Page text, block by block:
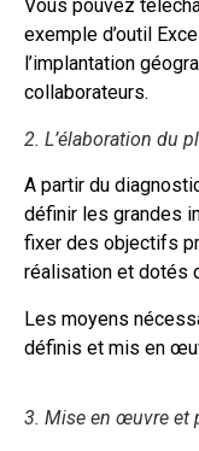
Vous pouvez
exemple d’outil
l’implantation
collaborateurs.
2. L’élaboration du
A partir du
définir les grandes
fixer des objectifs
réalisation et dotés
Les moyens
définis et mis en
3. Mise en œuvre et